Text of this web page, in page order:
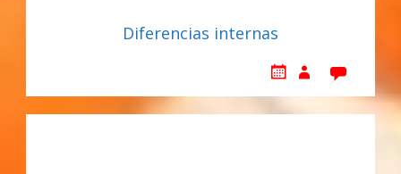
Diferencias internas